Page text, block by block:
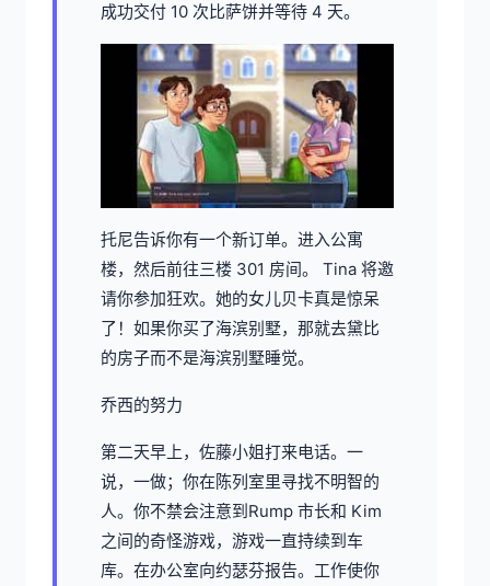
成功交付 10 次比萨饼并等待 4 天。
托尼告诉你有一个新订单。进入公寓
楼，然后前往三楼 301 房间。 Tina 将邀
请你参加狂欢。她的女儿贝卡真是惊呆
了！如果你买了海滨别墅，那就去黛比
的房子而不是海滨别墅睡觉。
乔西的努力
第二天早上，佐藤小姐打来电话。一
说，一做；你在陈列室里寻找不明智的
人。你不禁会注意到Rump 市长和 Kim
之间的奇怪游戏，游戏一直持续到车
库。在办公室向约瑟芬报告。工作使你